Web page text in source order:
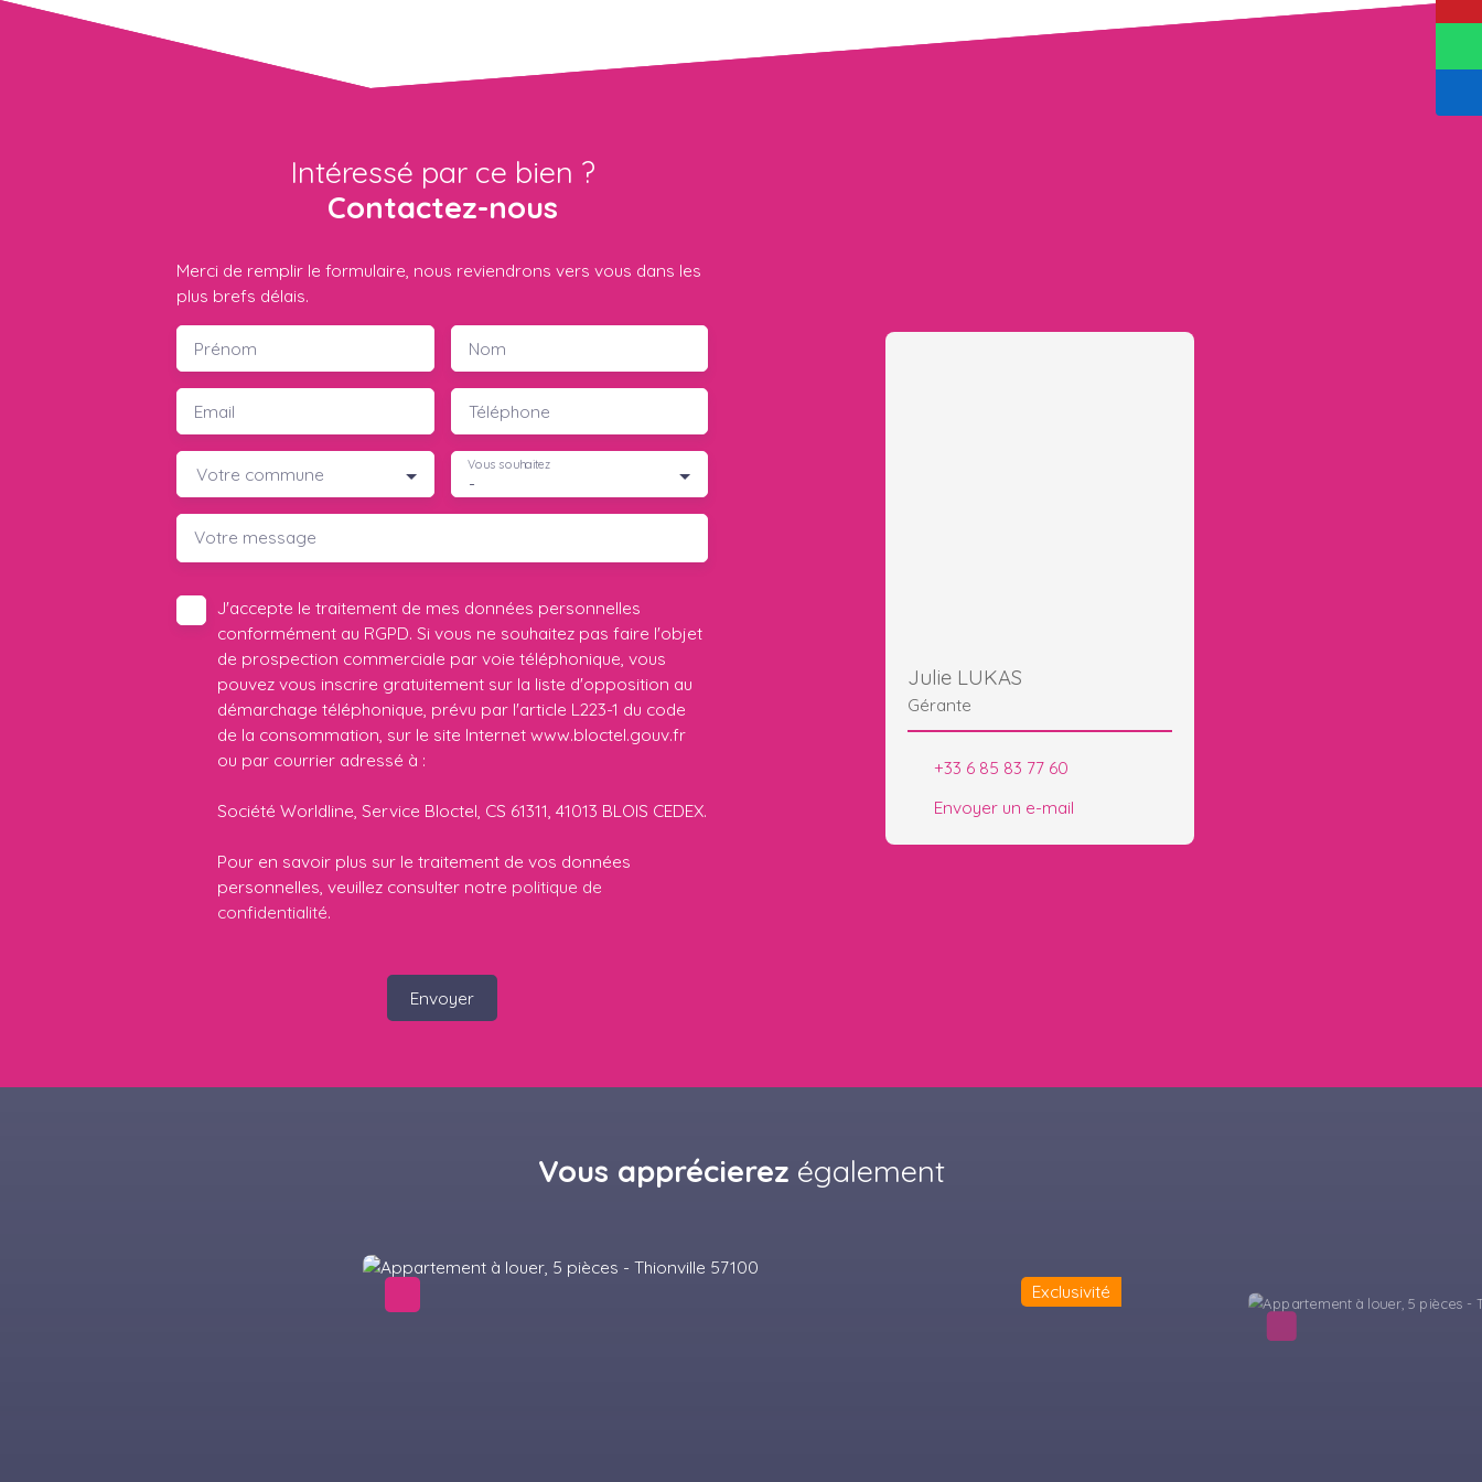
Intéressé par ce bien ?
Contactez-nous
Merci de remplir le formulaire, nous reviendrons vers vous dans les
plus brefs délais.
Prénom Nom
Email Téléphone
Votre commune -
Vous souhaitez
Votre message
J'accepte le traitement de mes données personnelles
conformément au RGPD. Si vous ne souhaitez pas faire l'objet
de prospection commerciale par voie téléphonique, vous
pouvez vous inscrire gratuitement sur la liste d'opposition au
démarchage téléphonique, prévu par l'article L223-1 du code
de la consommation, sur le site Internet www.bloctel.gouv.fr
ou par courrier adressé à :
Société Worldline, Service Bloctel, CS 61311, 41013 BLOIS CEDEX.
Pour en savoir plus sur le traitement de vos données
personnelles, veuillez consulter notre politique de
confidentialité.
Envoyer
Julie LUKAS
Gérante
+33 6 85 83 77 60
Envoyer un e-mail
Vous apprécierez également